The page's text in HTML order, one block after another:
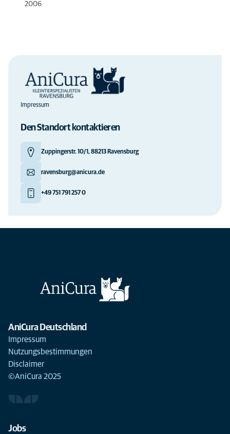
2006
Impressum
Den Standort kontaktieren
Zuppingerstr. 10/1, 88213 Ravensburg
ravensburg@anicura.de
+49 751 791 257 0
AniCura Deutschland
Impressum
Nutzungsbestimmungen
Disclaimer
©AniCura 2025
Jobs